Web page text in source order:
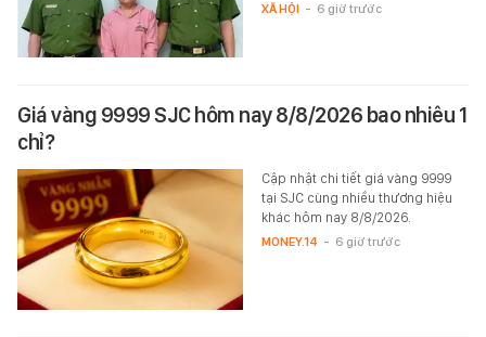
XÃ HỘI - 6 giờ trước
Giá vàng 9999 SJC hôm nay 8/8/2026 bao nhiêu 1
chỉ?
Cập nhật chi tiết giá vàng 9999
tại SJC cùng nhiều thương hiệu
khác hôm nay 8/8/2026.
MONEY.14 - 6 giờ trước